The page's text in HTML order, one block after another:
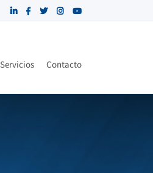
Servicios Contacto